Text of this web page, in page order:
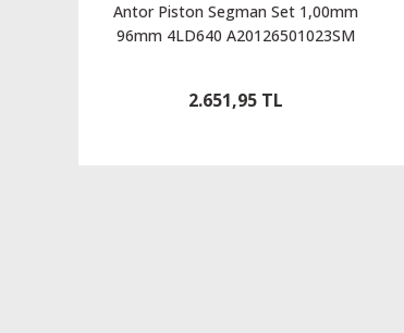
Antor Piston Segman Set 1,00mm
96mm 4LD640 A20126501023SM
2.651,95 TL